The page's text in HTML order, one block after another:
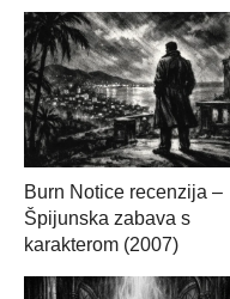
Burn Notice recenzija –
Špijunska zabava s
karakterom (2007)